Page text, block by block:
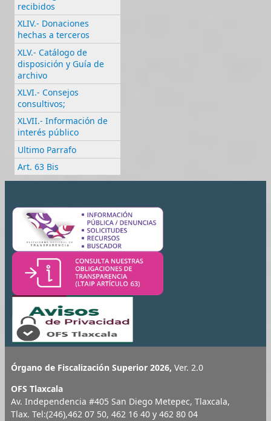
recibidos
XLIV.- Donaciones
hechas a terceros
XLV.- Catálogo de
disposición y Guía de
archivo
XLVI.- Consejos
consultivos;
XLVII.- Información de
interés público
Ultimo Parrafo
Art. 63 Bis
Órgano de Fiscalización Superior 2026, Ver. 2.0
OFS Tlaxcala
Av. Independencia #405 San Diego Metepec, Tlaxcala,
Tlax. Tel:(246),462 07 50, 462 16 40 y 462 80 04